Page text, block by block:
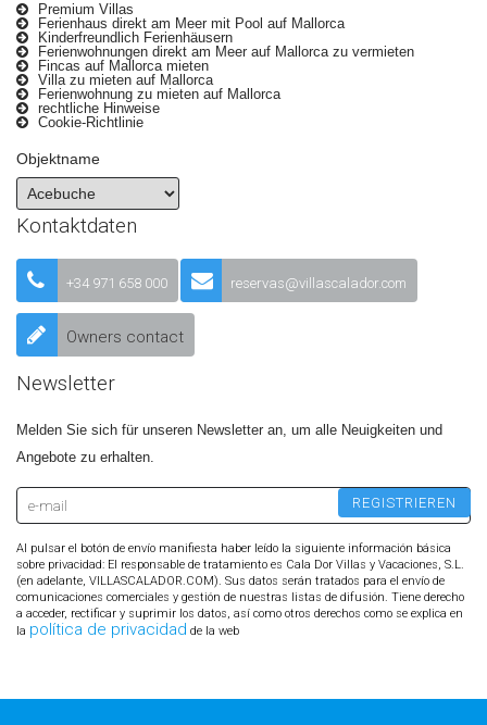
Premium Villas
Ferienhaus direkt am Meer mit Pool auf Mallorca
Kinderfreundlich Ferienhäusern
Ferienwohnungen direkt am Meer auf Mallorca zu vermieten
Fincas auf Mallorca mieten
Villa zu mieten auf Mallorca
Ferienwohnung zu mieten auf Mallorca
rechtliche Hinweise
Cookie-Richtlinie
Objektname
Kontaktdaten
+34 971 658 000 reservas@villascalador.com
Owners contact
Newsletter
Melden Sie sich für unseren Newsletter an, um alle Neuigkeiten und
Angebote zu erhalten.
Al pulsar el botón de envío manifiesta haber leído la siguiente información básica
sobre privacidad: El responsable de tratamiento es Cala Dor Villas y Vacaciones, S.L.
(en adelante, VILLASCALADOR.COM). Sus datos serán tratados para el envío de
comunicaciones comerciales y gestión de nuestras listas de difusión. Tiene derecho
a acceder, rectificar y suprimir los datos, así como otros derechos como se explica en
la política de privacidad de la web